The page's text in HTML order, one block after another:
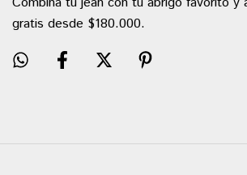
gratis desde $180.000.